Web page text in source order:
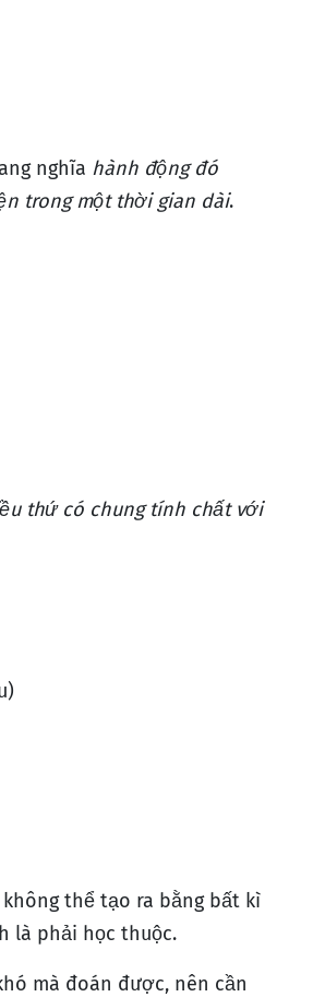
nghĩa hành động đó
trong một thời gian dài.
thứ có chung tính chất với
thể tạo ra bằng bất kì
là phải học thuộc.
mà đoán được, nên cần